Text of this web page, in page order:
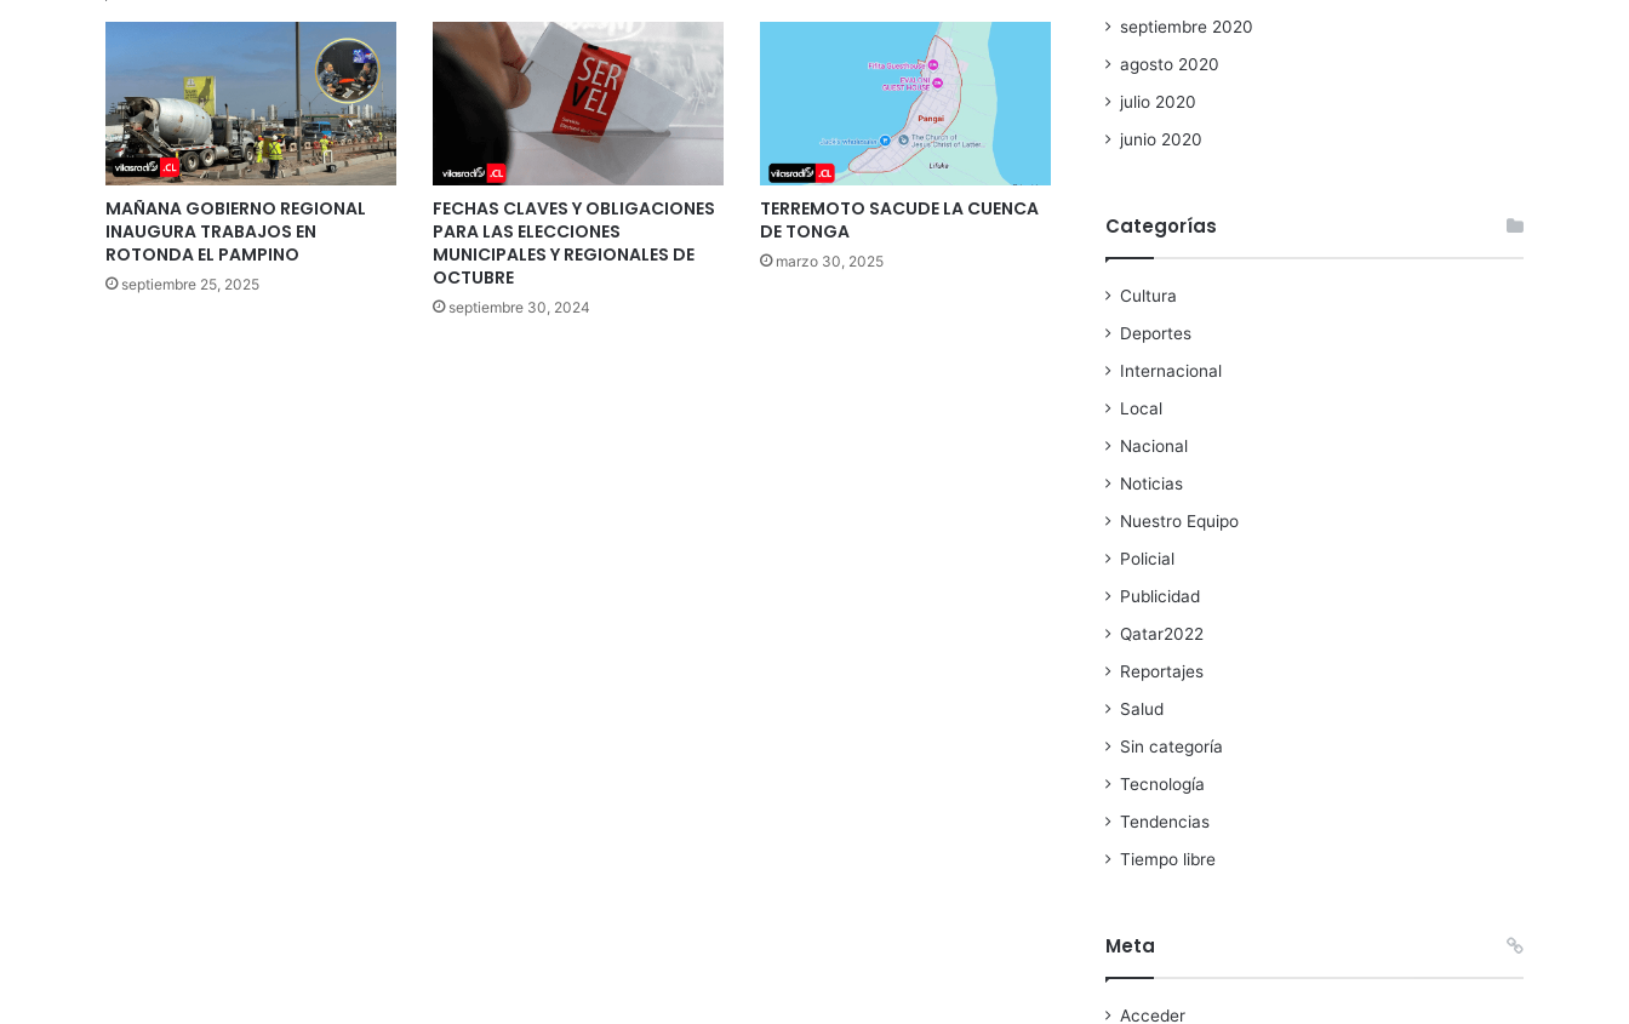
MAÑANA GOBIERNO REGIONAL
INAUGURA TRABAJOS EN
ROTONDA EL PAMPINO
septiembre 25, 2025
FECHAS CLAVES Y OBLIGACIONES
PARA LAS ELECCIONES
MUNICIPALES Y REGIONALES DE
OCTUBRE
septiembre 30, 2024
TERREMOTO SACUDE LA CUENCA
DE TONGA
marzo 30, 2025
septiembre 2020
agosto 2020
julio 2020
junio 2020
Categorías
Cultura
Deportes
Internacional
Local
Nacional
Noticias
Nuestro Equipo
Policial
Publicidad
Qatar2022
Reportajes
Salud
Sin categoría
Tecnología
Tendencias
Tiempo libre
Meta
Acceder